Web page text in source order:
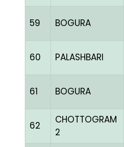
59 BOGURA
60 PALASHBARI
61 BOGURA
62
CHOTTOGRAM
2